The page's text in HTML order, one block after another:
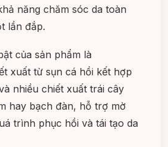
năng chăm sóc da toàn
lần đắp.
của sản phẩm là
xuất từ sụn cá hồi kết hợp
nhiều chiết xuất trái cây
hay bạch đàn, hỗ trợ mờ
trình phục hồi và tái tạo da